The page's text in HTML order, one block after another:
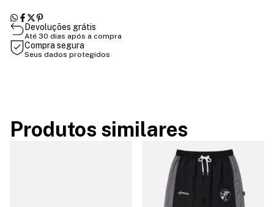
Devoluções grátis
Até 30 dias após a compra
Compra segura
Seus dados protegidos
Produtos similares